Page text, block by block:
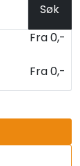
Søk
Fra 0,-
Fra 0,-